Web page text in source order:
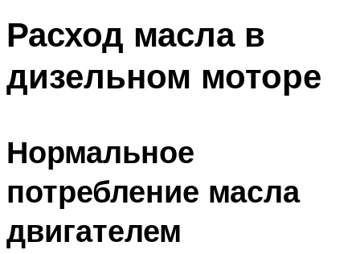
Расход масла в
дизельном моторе
Нормальное
потребление масла
двигателем